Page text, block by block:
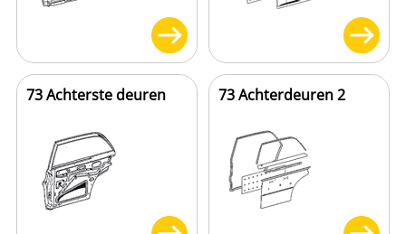
73 Achterste deuren 73 Achterdeuren 2